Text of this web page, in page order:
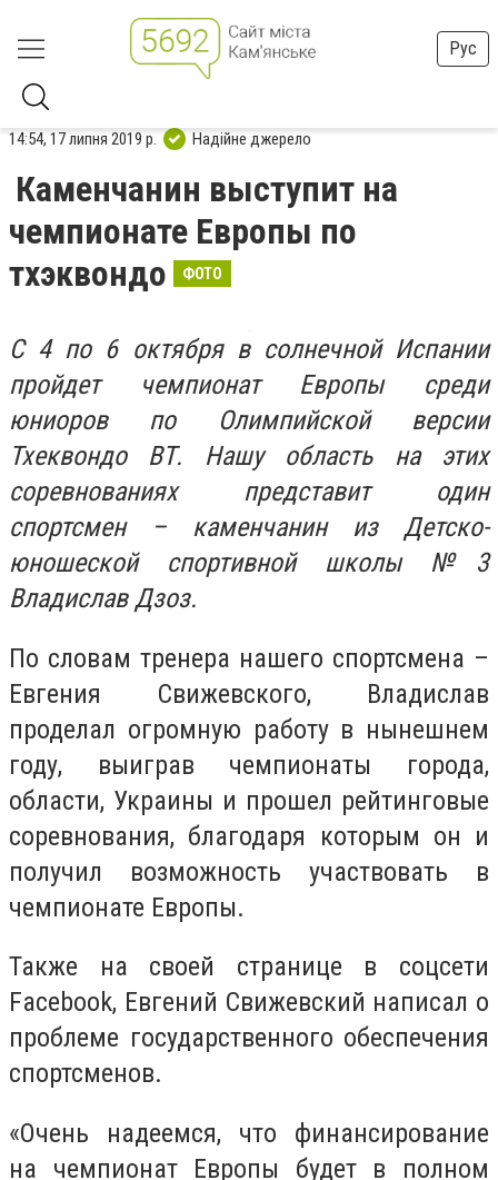
Рус
14:54, 17 липня 2019 р. Надійне джерело
Каменчанин выступит на
чемпионате Европы по
тхэквондо
ФОТО
С 4 по 6 октября в солнечной Испании
пройдет чемпионат Европы среди
юниоров по Олимпийской версии
Тхеквондо ВТ. Нашу область на этих
соревнованиях представит один
спортсмен – каменчанин из Детско-
юношеской спортивной школы №3
Владислав Дзоз.
По словам тренера нашего спортсмена –
Евгения Свижевского, Владислав
проделал огромную работу в нынешнем
году, выиграв чемпионаты города,
области, Украины и прошел рейтинговые
соревнования, благодаря которым он и
получил возможность участвовать в
чемпионате Европы.
Также на своей странице в соцсети
Facebook, Евгений Свижевский написал о
проблеме государственного обеспечения
спортсменов.
«Очень надеемся, что финансирование
на чемпионат Европы будет в полном